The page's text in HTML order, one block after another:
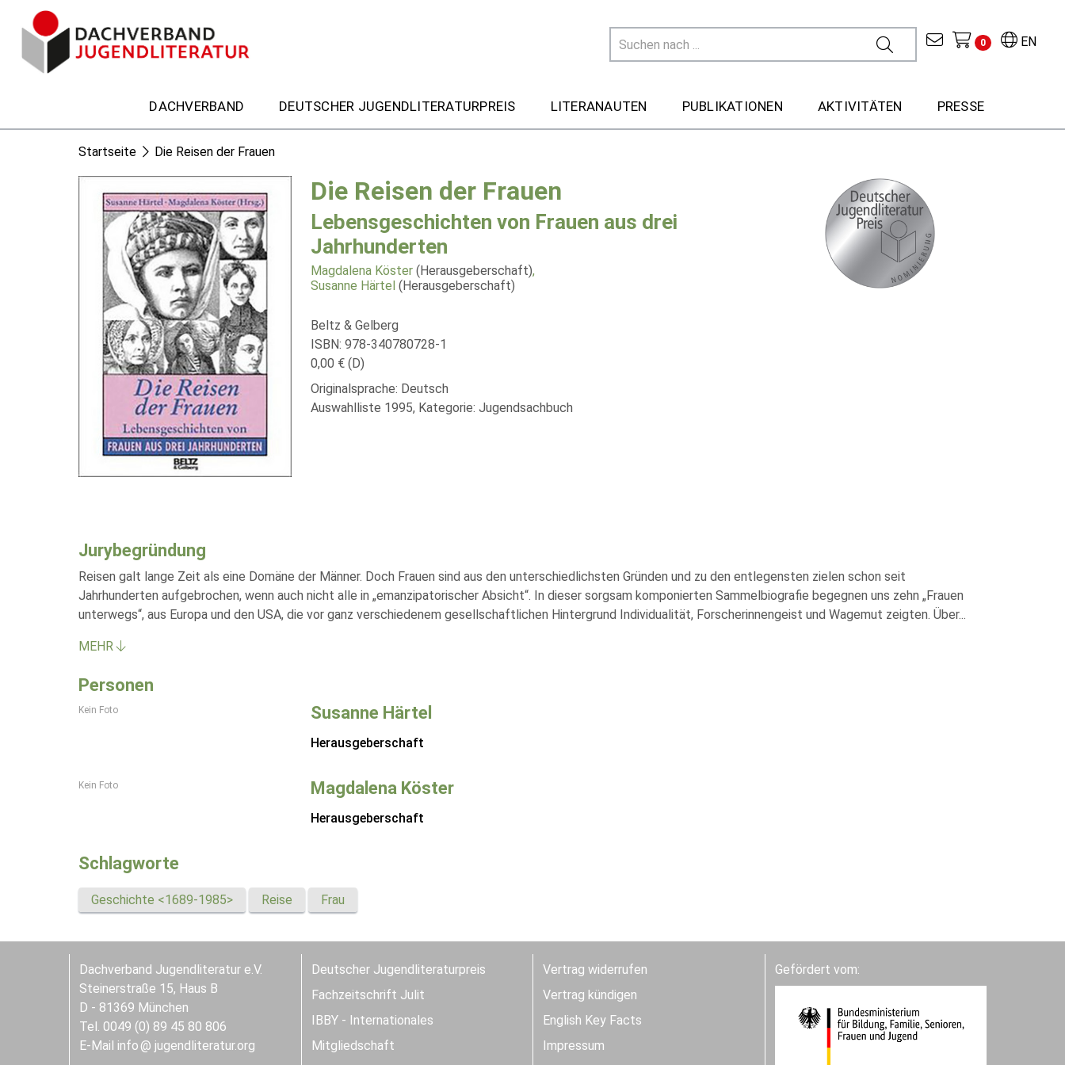
EN
0
DACHVERBAND DEUTSCHER JUGENDLITERATURPREIS LITERANAUTEN PUBLIKATIONEN AKTIVITÄTEN PRESSE
Startseite Die Reisen der Frauen
Die Reisen der Frauen
Lebensgeschichten von Frauen aus drei
Jahrhunderten
Magdalena Köster (Herausgeberschaft),
Susanne Härtel (Herausgeberschaft)
Beltz & Gelberg
ISBN: 978-340780728-1
0,00 € (D)
Originalsprache: Deutsch
Auswahlliste 1995, Kategorie: Jugendsachbuch
Jurybegründung
Reisen galt lange Zeit als eine Domäne der Männer. Doch Frauen sind aus den unterschiedlichsten Gründen und zu den entlegensten zielen schon seit
Jahrhunderten aufgebrochen, wenn auch nicht alle in „emanzipatorischer Absicht“. In dieser sorgsam komponierten Sammelbiografie begegnen uns zehn „Frauen
unterwegs“, aus Europa und den USA, die vor ganz verschiedenem gesellschaftlichen Hintergrund Individualität, Forscherinnengeist und Wagemut zeigten. Über...
MEHR
Personen
Kein Foto Susanne Härtel
Herausgeberschaft
Kein Foto Magdalena Köster
Herausgeberschaft
Schlagworte
Geschichte <1689-1985> Reise Frau
Dachverband Jugendliteratur e.V.
Steinerstraße 15, Haus B
D - 81369 München
Tel. 0049 (0) 89 45 80 806
E-Mail info jugendliteratur.org
Deutscher Jugendliteraturpreis
Fachzeitschrift Julit
IBBY - Internationales
Mitgliedschaft
Vertrag widerrufen
Vertrag kündigen
English Key Facts
Impressum
Gefördert vom: